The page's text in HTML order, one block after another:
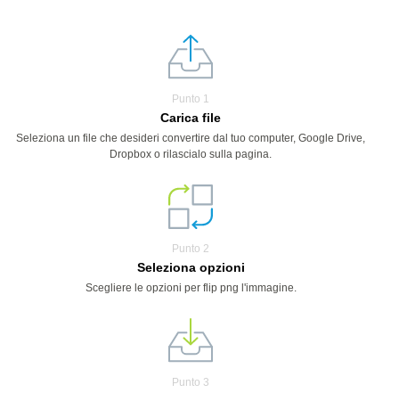
Punto 1
Carica file
Seleziona un file che desideri convertire dal tuo computer, Google Drive,
Dropbox o rilascialo sulla pagina.
Punto 2
Seleziona opzioni
Scegliere le opzioni per flip png l'immagine.
Punto 3